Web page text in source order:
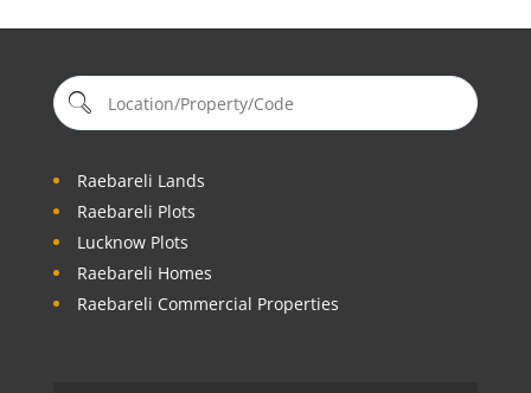
Raebareli Lands
Raebareli Plots
Lucknow Plots
Raebareli Homes
Raebareli Commercial Properties